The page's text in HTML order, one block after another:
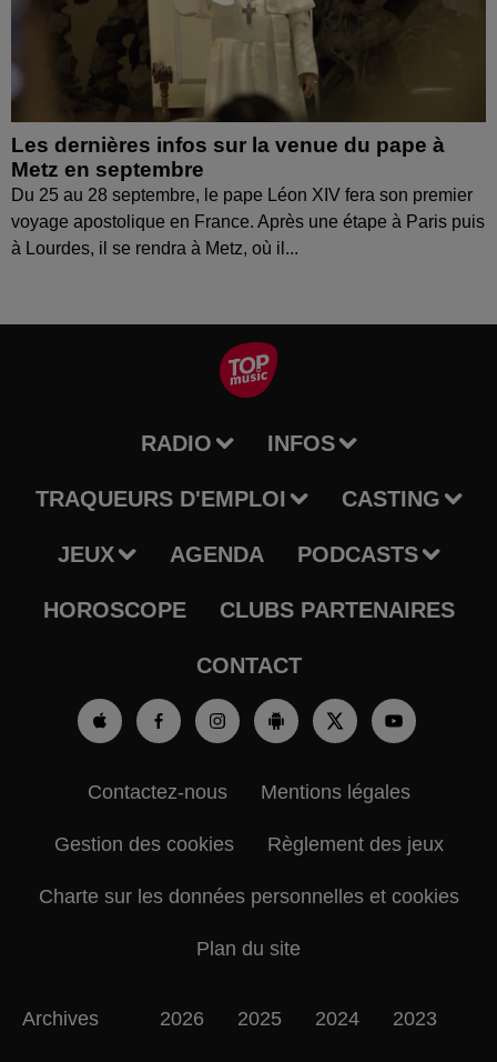
Les dernières infos sur la venue du pape à
Metz en septembre
Du 25 au 28 septembre, le pape Léon XIV fera son premier
voyage apostolique en France. Après une étape à Paris puis
à Lourdes, il se rendra à Metz, où il...
RADIO INFOS
TRAQUEURS D'EMPLOI CASTING
JEUX AGENDA PODCASTS
HOROSCOPE CLUBS PARTENAIRES
CONTACT
Contactez-nous Mentions légales
Gestion des cookies Règlement des jeux
Charte sur les données personnelles et cookies
Plan du site
Archives 2026 2025 2024 2023